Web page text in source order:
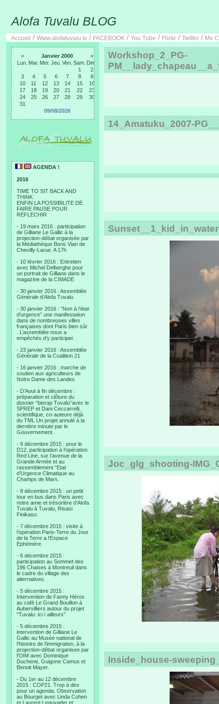
Alofa Tuvalu BLOG
Accueil / Www.alofatuvalu.tv / FACEBOOK / You Tube / Flickr / Twitter / Me
« Janvier 2000
»
Lun. Mar. Mer. Jeu. Ven. Sam. Dim.
1
2
3
4 5 6 7 8
9
10
11 12 13 14 15
16
17
18 19 20 21 22
23
24
25 26 27 28 29
30
31
09/08/2026
AGENDA !
2016
TIME TO SIT BACK AND
THINK
ENFIN LA POSSIBILITE DE
FAIRE PAUSE POUR
REFLECHIR
- 19 mars 2016 : participation
de Gilliane Le Gallic à la
projection-débat organisée par
la Médiathèque Boris Vian de
Chevilly-Larue. A 17h
- 10 février 2016 : Entretien
avec Michel Delberghe pour
un portrait de Gilliane dans le
magazine de la CIMADE
- 30 janvier 2016 : Assemblée
Générale d’Alofa Tuvalu
- 30 janvier 2016 : “Non à l’état
d’urgence” une manifestation
dans de nombreuses villes
françaises dont Paris bien sûr
. L’assemblée nous a
empêchés d’y participer.
- 23 janvier 2016 : Assemblée
Générale de la Coalition 21
- 16 janvier 2016 : marche de
soutien aux agriculteurs de
Notre Dame des Landes
- D’Aout à fin décembre :
préparation et clôture du
dossier “biorap Tuvalu“avec le
SPREP et Dani Ceccarrelli,
scientifique, co-auteure déjà
du TML Un projet annulé à la
dernière minute par le
Gouvernement.
- 9 décembre 2015 : pour le
D12, participation à l’opération
Red Line, sur l’avenue de la
Grande Armée et au
rassemblement “Etat
d’Urgence Climatique au
Champs de Mars.
- 8 décembre 2015 : un petit
tour en bus dans Paris avec
notre amie et trésorière d’Alofa
Tuvalu à Tuvalu, Risasi
Finikaso.
- 7 décembre 2015 : visite à
l’opération Paris-Terre du Jour
de la Terre a l’Espace
Ephémère.
- 6 décembre 2015 :
participation au Sommet des
196 Chaises à Montreuil dans
le cadre du village des
alternatives.
- 5 décembre 2015 :
Intervention de Fanny Héros
au café Le Grand Bouillon à
Aubervilliers autour du projet
"Tuvalu: ici / ailleurs".
- 5 décembre 2015 :
intervention de Gilliane Le
Gallic au Musée national de
l’histoire de l’immigration, à la
projection-débat organisee par
l’OIM avec Dominique
Duchene, Guigone Camus et
Benoit Mayer.
- Du 1er au 12 décembre
2015 : COP21. Trop à dire
pour un agenda. Observation
au Bourget avec Linda Cohen
et Laurent Leguyader et
Workshop_2_PG-
14_Amatuku_2007-
Joc_glg_shooting-
Inside_house-